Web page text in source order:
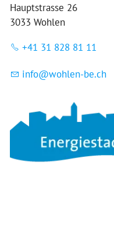
Hauptstrasse 26
3033 Wohlen
+41 31 828 81 11
nf w hl n-b ch